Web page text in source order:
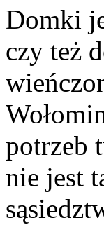
Domki
czy też
potrzeb
nie jest